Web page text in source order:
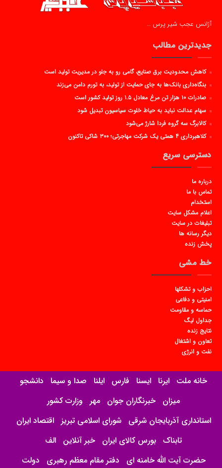
آژانس عجب شیر پرس …
جدیدترین مطالب
کاهش محدودیت برق صنایع، گامی رو به جلو در مدیریت تولید است
بنگاه‌داری بانک‌ها به جای حمایت از تولید، به تورم دامن می‌زند
صادرات ۱۰ هزار تن مرغ معادل ۱.۵ روز تولید کشور است
سهام عدالت نباید به حیاط خلوت سیاسیون تبدیل شود
کالابرگ سه گروه فردا شارژ می‌شود
کلاهبرداری ۴ همتی یک شرکت مهاجرتی؛ ۳۰۰ شاکی تاکنون
دسترسی سریع
درباره ما
تماس با ما
استخدام
اعلام مشکل سایت
تبلیغات در سایت
دیگر رسانه ها
پخش زنده
خط مشی
احزاب و تشکلها
امنیتی و دفاعی
حماسه و مقاومت
جداول لیگ
نتایج زنده
تعاون و اشتغال
نفت و انرژی
خانه ملت ایرنا ایسنا فارس ایلنا صدا و سیما دانشجو
میزان خبرنگاران جوان مهر وزارت کشور
استانداری آذربایجان شرقی
شورای اسلامی تبریز اقتصاد ایران
تابناک بورس کالای ایران خبر آنلاین الف
حضرت آیت الله خامنه ای
دفتر مقام معظم رهبری دولت